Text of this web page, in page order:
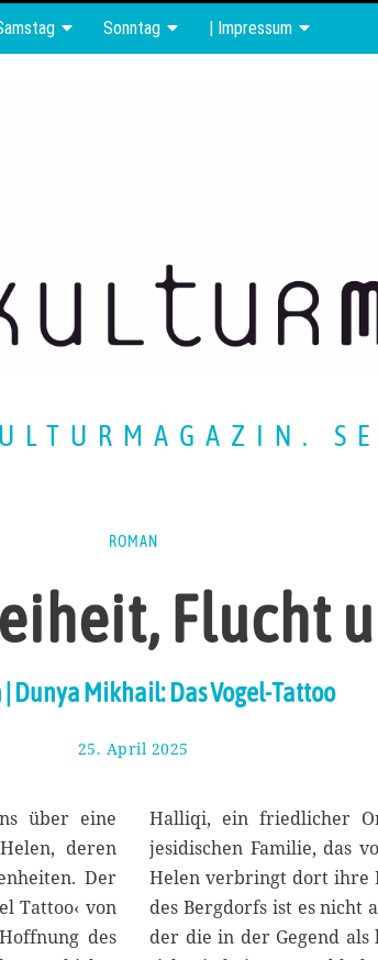
Sonntag | Impressum
ROMAN
Flucht
| Dunya Mikhail: Das Vogel-Tattoo
25. April 2025
a
i
2
0
2
5
über eine
deren
Der
Tattoo‹ von
des
Halliqi, ein friedlicher
jesidischen Familie, das
Helen verbringt dort ihre
des Bergdorfs ist es nicht
der die in der Gegend